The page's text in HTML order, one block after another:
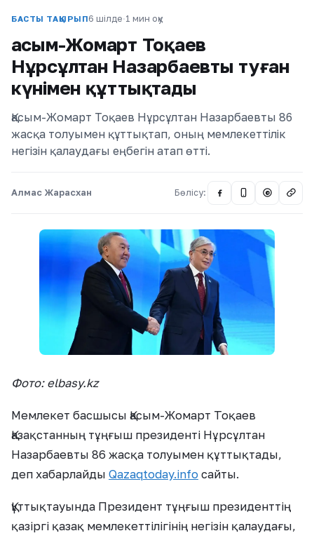
БАСТЫ ТАҚЫРЫП6 шілде·1 мин оқу
Қасым-Жомарт Тоқаев
Нұрсұлтан Назарбаевты туған
күнімен құттықтады
Қасым-Жомарт Тоқаев Нұрсұлтан Назарбаевты 86
жасқа толуымен құттықтап, оның мемлекеттілік
негізін қалаудағы еңбегін атап өтті.
Алмас Жарасхан Бөлісу: @
Фото: elbasy.kz
Мемлекет басшысы Қасым-Жомарт Тоқаев
Қазақстанның тұңғыш президенті Нұрсұлтан
Назарбаевты 86 жасқа толуымен құттықтады,
деп хабарлайды Qazaqtoday.info сайты.
Құттықтауында Президент тұңғыш президенттің
қазіргі қазақ мемлекеттілігінің негізін қалаудағы,